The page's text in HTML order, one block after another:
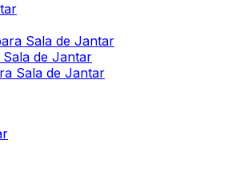
Sala de Jantar
de Jantar
Sala de Jantar